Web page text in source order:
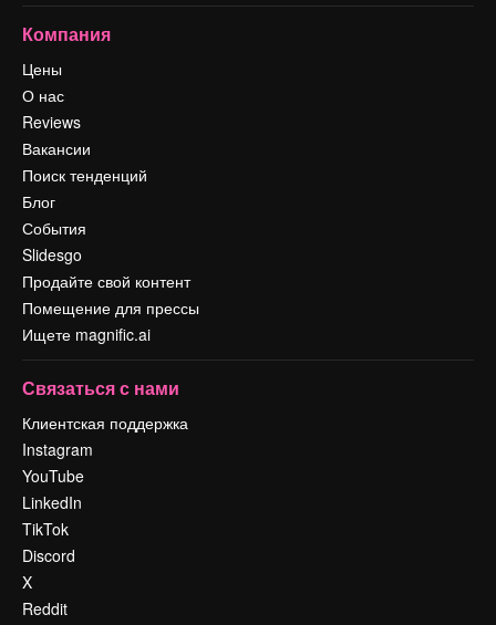
Компания
Цены
О нас
Reviews
Вакансии
Поиск тенденций
Блог
События
Slidesgo
Продайте свой контент
Помещение для прессы
Ищете magnific.ai
Связаться с нами
Клиентская поддержка
Instagram
YouTube
LinkedIn
TikTok
Discord
X
Reddit